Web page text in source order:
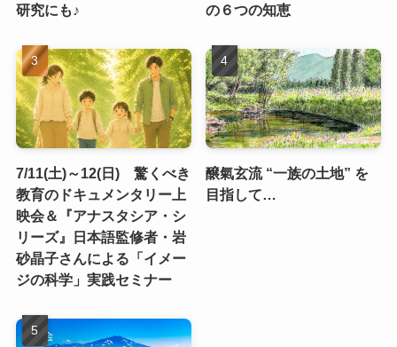
研究にも♪
の６つの知恵
7/11(土)～12(日) 驚くべき
教育のドキュメンタリー上
映会＆『アナスタシア・シ
リーズ』日本語監修者・岩
砂晶子さんによる「イメー
ジの科学」実践セミナー
醸氣玄流 “一族の土地” を
目指して…